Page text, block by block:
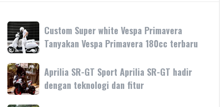
Custom
Super
white
Vespa
Primavera
Tanyakan
Vespa
Custom Super white Vespa Primavera
Tanyakan Vespa Primavera 180cc terbaru
Aprilia
SR-
GT
Sport
Aprilia SR-GT Sport Aprilia SR-GT hadir
dengan teknologi dan fitur